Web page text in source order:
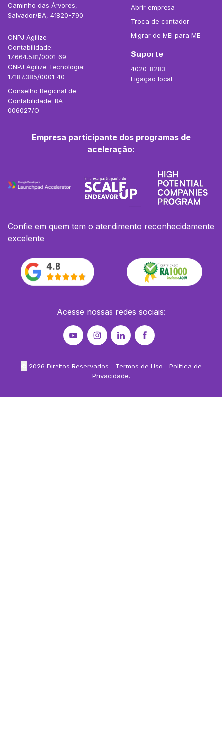
Caminho das Árvores,
Salvador/BA, 41820-790
CNPJ Agilize
Contabilidade:
17.664.581/0001-69
CNPJ Agilize Tecnologia:
17.187.385/0001-40
Conselho Regional de
Contabilidade: BA-
006027/O
Abrir empresa
Troca de contador
Migrar de MEI para ME
Suporte
4020-8283
Ligação local
Empresa participante dos programas de
aceleração:
Confie em quem tem o atendimento reconhecidamente
excelente
Acesse nossas redes sociais:
2026 Direitos Reservados - Termos de Uso - Política de
Privacidade.